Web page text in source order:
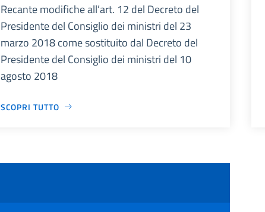
Recante modifiche all’art. 12 del Decreto del
Presidente del Consiglio dei ministri del 23
marzo 2018 come sostituito dal Decreto del
Presidente del Consiglio dei ministri del 10
agosto 2018
SCOPRI TUTTO